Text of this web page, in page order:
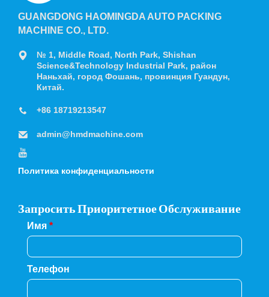
GUANGDONG HAOMINGDA AUTO PACKING
MACHINE CO., LTD.
№ 1, Middle Road, North Park, Shishan
Science&Technology Industrial Park, район
Наньхай, город Фошань, провинция Гуандун,
Китай.
+86 18719213547
admin@hmdmachine.com
Политика конфиденциальности
Запросить Приоритетное Обслуживание
Имя *
Телефон